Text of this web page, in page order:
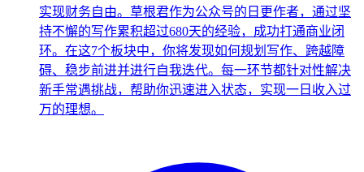
实现财务自由。草根君作为公众号的日更作者，通过坚
持不懈的写作累积超过680天的经验，成功打通商业闭
环。在这7个板块中，你将发现如何规划写作、跨越障
碍、稳步前进并进行自我迭代。每一环节都针对性解决
新手常遇挑战，帮助你迅速进入状态，实现一日收入过
万的理想。